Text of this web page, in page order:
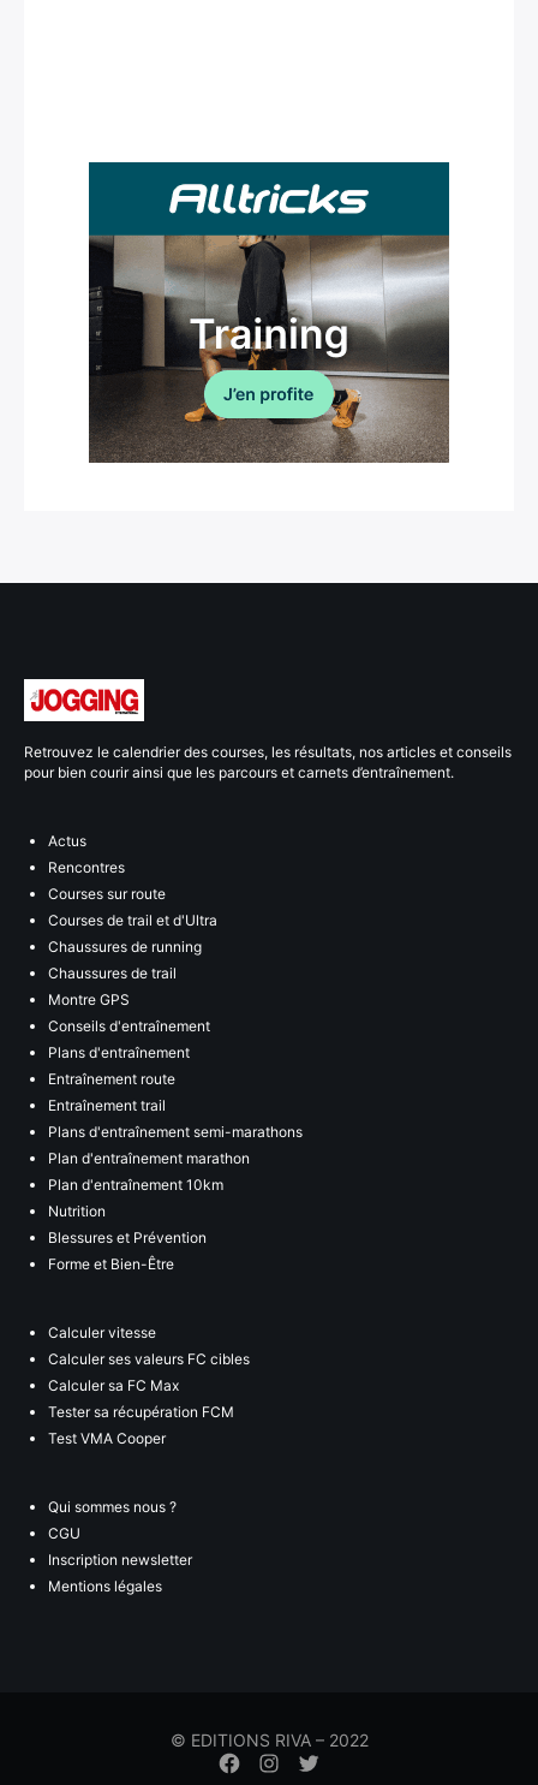
Retrouvez le calendrier des courses, les résultats, nos articles et conseils
pour bien courir ainsi que les parcours et carnets d’entraînement.
Actus
Rencontres
Courses sur route
Courses de trail et d'Ultra
Chaussures de running
Chaussures de trail
Montre GPS
Conseils d'entraînement
Plans d'entraînement
Entraînement route
Entraînement trail
Plans d'entraînement semi-marathons
Plan d'entraînement marathon
Plan d'entraînement 10km
Nutrition
Blessures et Prévention
Forme et Bien-Être
Calculer vitesse
Calculer ses valeurs FC cibles
Calculer sa FC Max
Tester sa récupération FCM
Test VMA Cooper
Qui sommes nous ?
CGU
Inscription newsletter
Mentions légales
© EDITIONS RIVA – 2022
Élément